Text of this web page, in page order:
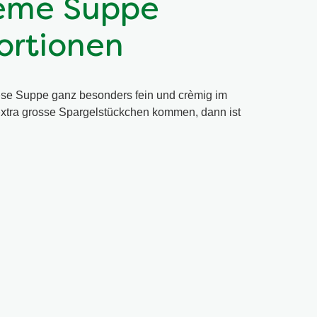
Suppe
Suppe ganz besonders fein und crèmig im
grosse Spargelstückchen kommen, dann ist